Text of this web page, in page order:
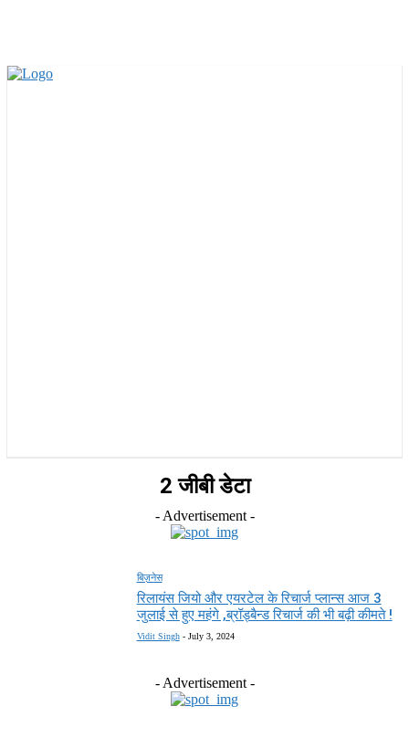
2 जीबी डेटा
- Advertisement -
बिज़नेस
रिलायंस जियो और एयरटेल के रिचार्ज प्लान्स आज 3
जुलाई से हुए महंगे ,ब्रॉड्बैन्ड रिचार्ज की भी बढ़ी कीमते !
Vidit Singh - July 3, 2024
- Advertisement -